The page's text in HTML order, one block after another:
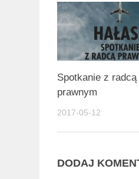
Spotkanie z radcą
prawnym
2017-05-12
DODAJ